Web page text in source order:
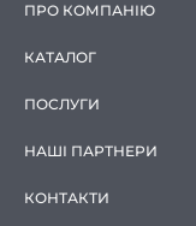
ПРО КОМПАНІЮ
КАТАЛОГ
ПОСЛУГИ
НАШІ ПАРТНЕРИ
КОНТАКТИ